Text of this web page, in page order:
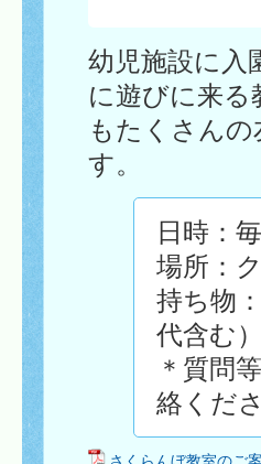
幼児施設に入
に遊びに来る
もたくさん
す。
日時：
場所：
持ち物
代含む）
＊質問
絡くだ